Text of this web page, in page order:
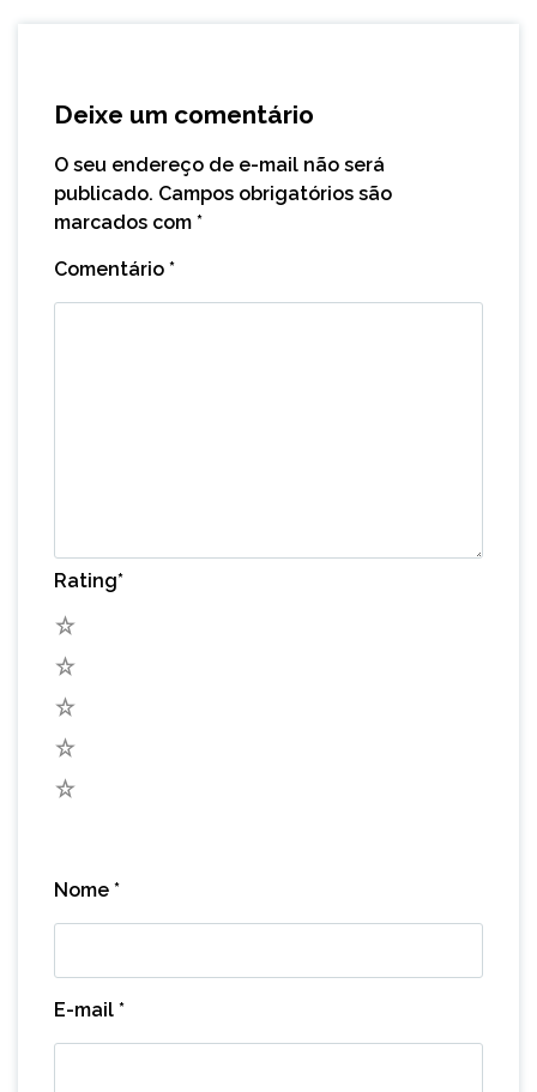
Deixe um comentário
O seu endereço de e-mail não será
publicado. Campos obrigatórios são
marcados com *
Comentário *
Rating*
Nome *
E-mail *